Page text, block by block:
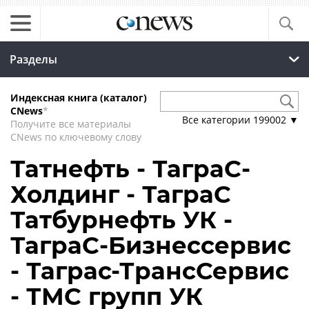
Разделы
Индексная книга (каталог)
CNews*
Получите все материалы
CNews по ключевому слову
Все категории 199002 ▼
Татнефть - ТаграС-
Холдинг - ТаграС
Татбурнефть УК -
ТаграС-Бизнессервис
- Таграс-ТрансСервис
- ТМС групп УК